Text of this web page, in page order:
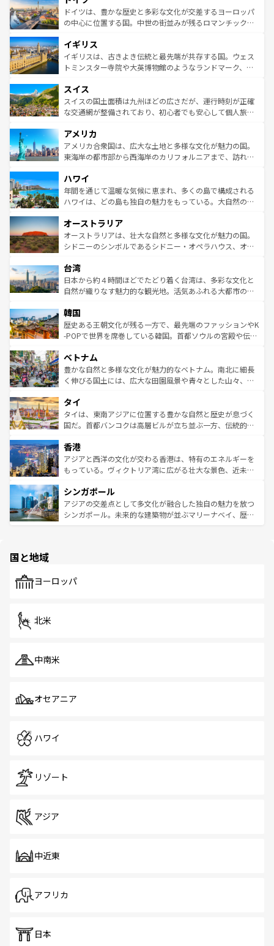
性で訪れる人を魅了する。 なお、新着のスペイン情報は コ
ンテンツ一覧を参照してほしい。
聖堂、美しいビーチ、そして豊かな自然が、訪れる者を心
から魅了する。また、フランスは美食の国としても知ら
いる。シャンパンの発祥地であるランス、プロヴァンスの
香り高いラベンダー畑など、多彩な楽しみ方が可能だ。さ
らに、パリ以外の地域にも魅力が溢れており、どの街角に
れる地方に足を運ぶとそれぞれで全く異なる文化を体験で
きるだろう。 なお、新着のフランス情報はコンテンツ一覧
を参照してほしい。
ドイツは、豊かな歴史と多彩な文化が交差するヨーロッパ
の中心に位置する国。中世の街並みが残るロマンチック街
顔を持つこの国は、どこを歩いても飽きることがない。ベ
ルリンの文化的活気、バイエルン州のアルプスの絶景、そ
してライン川沿いのワイン畑といった風景は必見。ビール
は、お酒好きな人にはぜひ体験してほしい。 なお、新着の
ドイツ情報はコンテンツ一覧を参照してほしい。
イギリス
イギリスは、古きよき伝統と最先端が共存する国。ウェス
トミンスター寺院や大英博物館のようなランドマーク、歴
リアごとに異なる魅力がある。また、優雅なアフタヌーン
ティー、ビール好きにはたまらない英国パブ、サッカー観
戦など、本場だからこそできる体験も豊富。イギリスを旅
ンツ一覧を参照してほしい。
スイス
スイスの国土面積は九州ほどの広さだが、運行時刻が正確
な交通網が整備されており、初心者でも安心して個人旅行
の建物がそのまま残る町や、スイスならではのユニークな
博物館もあり、アルプス観光だけでなく町歩きも満喫する
ことができる。国民の所得が高いため物価も高いが、旅行
ば市内交通費無料で観光を楽しむこともできる。 なお、新
着のスイス情報はコンテンツ一覧 を参照してほしい。
アメリカ
アメリカ合衆国は、広大な土地と多様な文化が魅力の国。
東海岸の都市部から西海岸のカリフォルニアまで、訪れる
のような巨大都市は、観光、ショッピング、エンターテイ
ンメントが詰まった刺激的なスポットだ。一方、アメリカ
西部には大自然が広がり、グランドキャニオンやイエロー
部のニューオーリンズでは、音楽と美食が融合した独特の
文化が魅力。旅行者はアメリカの各地域で異なる魅力を楽
しみながら、その多様性と豊かな歴史を感じることができ
ならではの贅沢な旅のスタイルだ。 なお、新着のアメリカ
情報はコンテンツ一覧を参照してほしい。
ハワイ
年間を通じて温暖な気候に恵まれ、多くの島で構成される
ハワイは、どの島も独自の魅力をもっている。大自然の神
ワイ島は見逃せない。また、定番の観光地といえばオアフ
島だが、静かな自然を求めるならマウイ島やカウアイ島が
おすすめ。エメラルドグリーンに輝く海をはじめ、豊かな
れるおもてなしの心で訪れる人々を迎えてくれるハワイの
人々、おいしいローカルフードやハワイアンミュージッ
ク、伝統的なフラダンスなど、すべてがハワイの魅力を彩
ワイを、存分に味わってほしい。 なお、新着のハワイ情報
はコンテンツ一覧を参照してほしい。
オーストラリア
オーストラリアは、壮大な自然と多様な文化が魅力の国。
シドニーのシンボルであるシドニー・オペラハウス、オー
リアリーフや大陸中央部にそびえるウルル（エアーズロッ
ク）、タスマニアの美しい原生林やケアンズの熱帯雨林な
ど、見どころがたくさん。また、カフェやワイン、オージ
いる。アクティビティも充実しており、サーフィンやダイ
ビング、ハイキングなど、アウトドア好きにはたまらな
い。オーストラリアの多彩な魅力を存分に味わいつくそ
参照してほしい。
台湾
日本から約４時間ほどでたどり着く台湾は、多彩な文化と
自然が織りなす魅力的な観光地。活気あふれる大都市の台
ン）、静ひつな山岳地帯である台湾東部など、都市の喧騒
と山間の静けさが共存しており、訪れる人に新しい発見と
驚きをもたらしてくれる。また、奥深い台湾の食文化も魅
容にもいいと評判のスイーツなど、バラエティ豊かな料理
が味わえる。 なお、新着の台湾情報は コンテンツ一覧を参
照してほしい。
韓国
歴史ある王朝文化が残る一方で、最先端のファッションやK
-POPで世界を席巻している韓国。首都ソウルの宮殿や伝統
き、地方に足を延ばせば四季折々の自然美を楽しむことが
できる。そして、キムチや焼肉、絶品のストリートフード
まで、さまざまな韓国料理が待っている。夜には、韓国な
リティに包まれながら、韓国の多彩な魅力を心ゆくまで味
わってみてほしい。 なお、新着の韓国情報はコンテンツ一
覧を参照してほしい。
ベトナム
豊かな自然と多様な文化が魅力的なベトナム。南北に細長
く伸びる国土には、広大な田園風景や青々とした山々、世
急速な発展と共に伝統が息づく。ハノイの古い町並みやホ
ーチミン市のフランス統治時代の建物も、独特の雰囲気を
醸し出している。また、バラエティの豊かさとおいしさで
とつ。フォーやバインミー、ベトナムコーヒーなどは、ぜ
ひ現地で味わいたい。どの地域を訪れてもあたたかい人々
が旅行者を迎えてくれるので、きっと忘れられない旅にな
参照してほしい。
タイ
タイは、東南アジアに位置する豊かな自然と歴史が息づく
国だ。首都バンコクは高層ビルが立ち並ぶ一方、伝統的な
の活気が交差している。北部ではチェンマイなどの山岳地
帯で自然と触れ合い、南部ではプーケットやクラビの美し
いビーチでリゾート気分を楽しむことができる。タイ料理
激する。気候は一年中温暖で、どの季節にも異なる楽しみ
が待っている。親しみやすいタイの人々、仏教を中心とし
た文化、そして多様な観光資源が、訪れる旅人を魅了し続
香港
アジアと西洋の文化が交わる香港は、特有のエネルギーを
もっている。ヴィクトリア湾に広がる壮大な景色、近未来
み、どこを訪れても感動するはず。観光スポットが密集し
ており、効率よく見どころを回れるのも魅力。息をのむよ
うな絶景から文化的な体験まで、香港を存分に楽しみ尽く
シンガポール
アジアの交差点として多文化が融合した独自の魅力を放つ
シンガポール。未来的な建築物が並ぶマリーナベイ、歴史
で、ホーカーズは地元の風情を楽しめる外せないスポット
国と地域
ヨーロッパ
北米
中南米
オセアニア
ハワイ
リゾート
アジア
中近東
アフリカ
日本